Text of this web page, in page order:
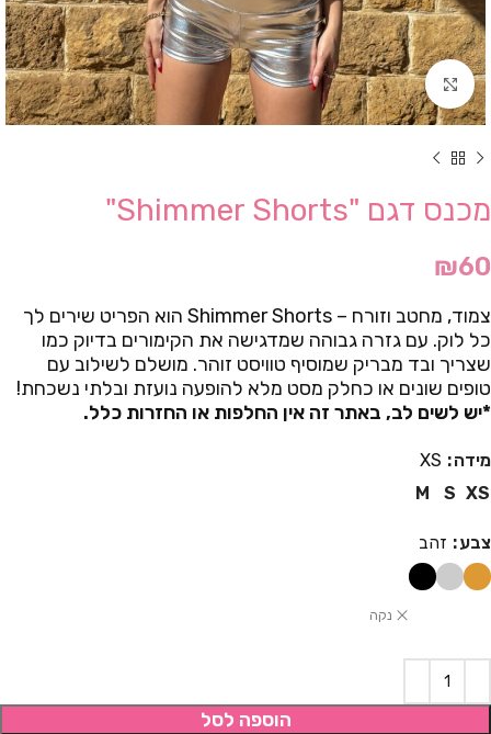
Click to enlarge
מכנס דגם "Shimmer Shorts"
₪60
צמוד, מחטב וזורח – Shimmer Shorts הוא הפריט שירים לך
כל לוק. עם גזרה גבוהה שמדגישה את הקימורים בדיוק כמו
שצריך ובד מבריק שמוסיף טוויסט זוהר. מושלם לשילוב עם
טופים שונים או כחלק מסט מלא להופעה נועזת ובלתי נשכחת!
*יש לשים לב, באתר זה אין החלפות או החזרות כלל.
מידה
XS
XS
S
M
צבע זהב
נקה
הוספה לסל